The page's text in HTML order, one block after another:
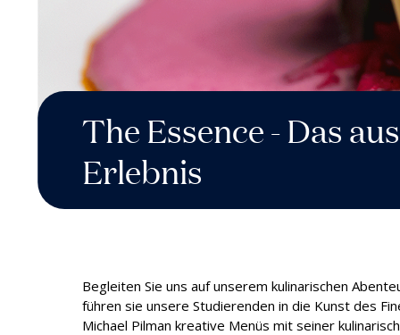
Ausbildung und streben danach,
die besten Karrieremöglichkeiten
für alle unsere Studenten zu
bieten.
Hospitality-Programme an.
HF-
Mineralquellen war, ist Schweizer
Geschichte und Kultur
allgegenwärtig.
Unternehmertum und
persönliche Entwicklung.
Studienoptionen und zur
Bewerbung – schnell, freundlich
und individuell auf Sie
zugeschnitten.
Kontaktieren Sie Ihren
The Essence - Das
Erlebnis
Begleiten Sie uns auf unserem kulinarischen
führen sie unsere Studierenden in die Kunst des
Michael Pilman kreative Menüs mit seiner